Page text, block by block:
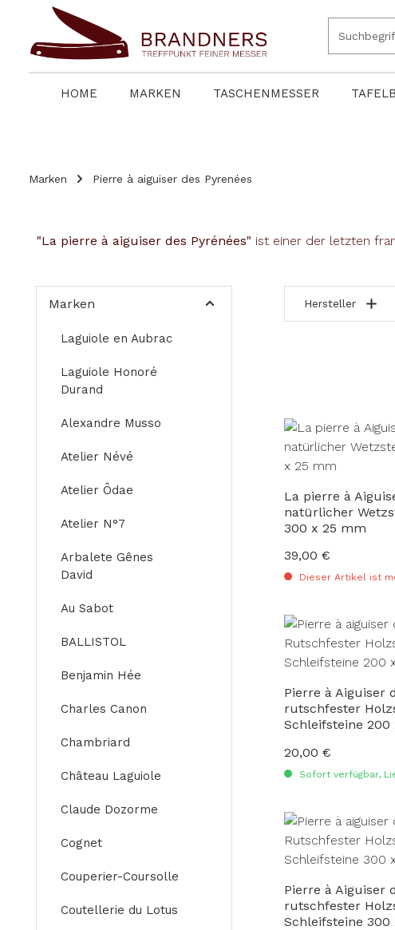
Zur Hauptnavigation springen
HOME MARKEN TASCHENMESSER
Marken Pierre à aiguiser des Pyrenées
"La pierre à aiguiser des Pyrénées" ist einer der letzten
Marken
Laguiole en Aubrac
Laguiole Honoré
Durand
Alexandre Musso
Atelier Névé
Atelier Ôdae
Atelier N°7
Arbalete Gênes
David
Au Sabot
BALLISTOL
Benjamin Hée
Charles Canon
Chambriard
Château Laguiole
Claude Dozorme
Cognet
Couperier-Coursolle
Coutellerie du Lotus
Hersteller
La pierre à
natürlicher
300 x 25 mm
Regulärer Preis:
39,00 €
Dieser Artikel ist
Pierre à Aiguiser
rutschfester
Schleifsteine 200
Regulärer Preis:
20,00 €
Sofort verfügbar,
Pierre à Aiguiser
rutschfester
Schleifsteine